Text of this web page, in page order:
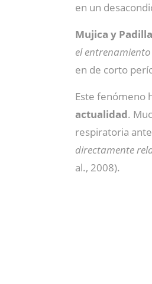
en un
Mujica y Padilla
el
en de corto
Este fenómeno
actualidad.
respiratoria
directamente
al., 2008).